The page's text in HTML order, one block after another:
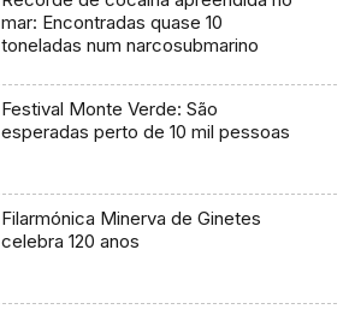
mar: Encontradas quase 10
toneladas num narcosubmarino
Festival Monte Verde: São
esperadas perto de 10 mil pessoas
Filarmónica Minerva de Ginetes
celebra 120 anos